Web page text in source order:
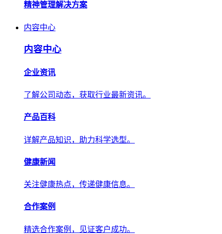
精神管理解决方案
内容中心
内容中心
企业资讯
了解公司动态，获取行业最新资讯。
产品百科
详解产品知识，助力科学选型。
健康新闻
关注健康热点，传递健康信息。
合作案例
精选合作案例，见证客户成功。